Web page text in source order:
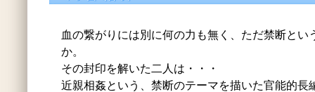
血の繋がりには別に何の力も無く、ただ禁断とい
か。
その封印を解いた二人は・・・
近親相姦という、禁断のテーマを描いた官能的長